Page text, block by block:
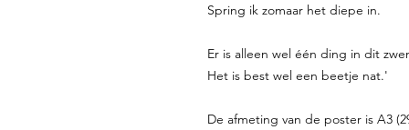
Spring ik zomaar het diepe in.
Er is alleen wel één ding in dit
Het is best wel een beetje nat.'
De afmeting van de poster is A3